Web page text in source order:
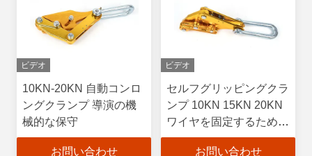
ビデオ
10KN-20KN 自動コンロ
ングクランプ 導演の機
械的な保守
お問い合わせ
ビデオ
セルフグリッピングクラ
ンプ 10KN 15KN 20KN
ワイヤを固定するための
クランプ
お問い合わせ